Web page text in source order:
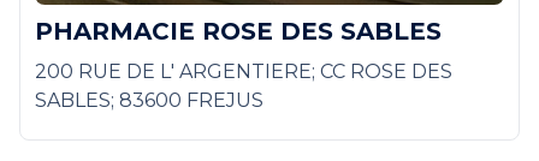
PHARMACIE ROSE DES SABLES
200 RUE DE L' ARGENTIERE; CC ROSE DES
SABLES; 83600 FREJUS